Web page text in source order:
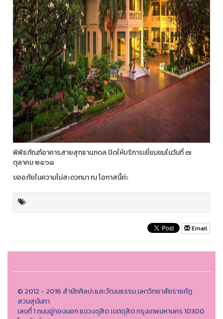
พิพิธภัณฑ์อาคารสายสุทธานภดล ปิดให้บริการเยี่ยมชมในวันที่ ๗
ตุลาคม ๒๕๖๘
ขออภัยในความไม่สะดวกมา ณ โอกาสนี้ค่ะ
Email
© 2012 - 2016 สำนักศิลปะและวัฒนธรรม มหาวิทยาลัยราชภัฏ
สวนสุนันทา
เลขที่ 1 ถนนอู่ทองนอก แขวงดุสิต เขตดุสิต กรุงเทพมหานคร 10300